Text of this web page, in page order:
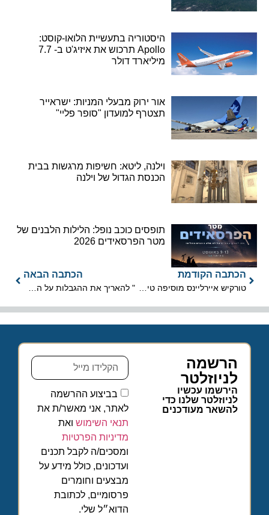
היסטוריה בתעשיית הלואו-קוסט:
Apollo תרכוש את איזיג'ט ב- 7.7
מיליארד דולר
אור ירוק מבעלי המניות: ישראייר
תצטרף למועדון "סופר פליי"
וילנה, ליטא: חשיפות מרגשות בבית
הכנסת הגדול של וילנה
תופסים כוכב נופל: הלילות הלבנים של
מטר הפרסאידים 2026
הכתבה הקודמת
טורקיש איירליינס מוסיפה טיסות לנוחות הנוסעים הישראלים
הכתבה הבאה
" להאריך את ההגבלות על הפעלת שדות תעופה בתקופת הקורונה"
הרשמה
לניוזלטר
הירשמו עכשיו
לניוזלטר שלנו כדי
להשאר מעודכנים
בביצוע ההרשמה
לאתר, אני מאשר/ת את
תנאי השימושואת
מדיניות הפרטיות
ומסכים/ה לקבל תכנים
ועדכונים, כולל מידע על
מבצעים וחומרים
פרסומיים, לכתובת
הדוא״ל שלי.